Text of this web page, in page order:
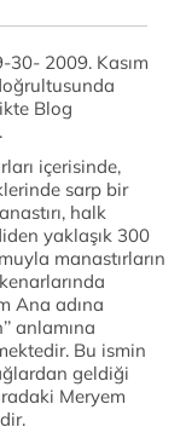
30- 2009. Kasım
Blog
içerisinde,
sarp bir
halk
yaklaşık 300
manastırların
Ana adına
anlamına
Bu ismin
geldiği
Meryem